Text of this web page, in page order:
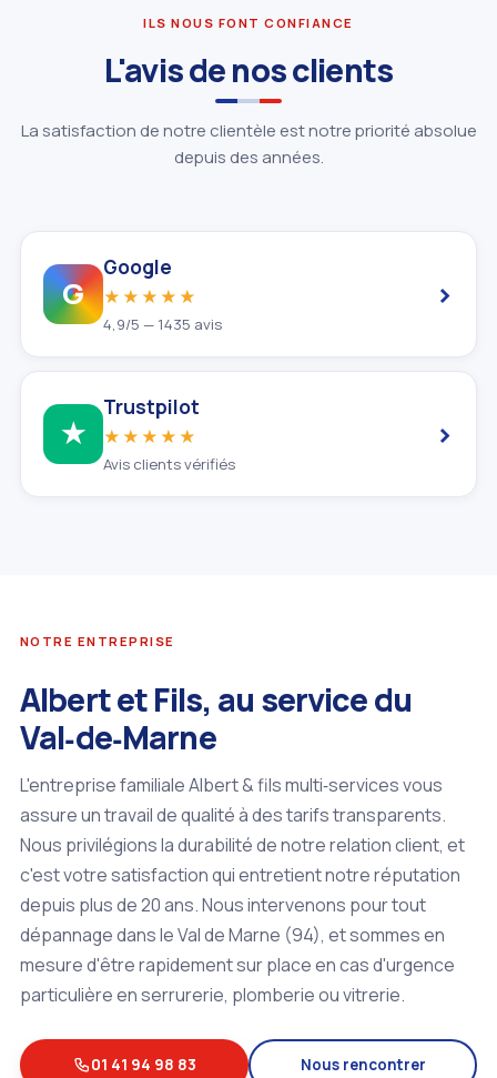
ILS NOUS FONT CONFIANCE
L'avis de nos clients
La satisfaction de notre clientèle est notre priorité absolue
depuis des années.
G
Google
★★★★★
4,9/5 — 1435 avis
›
★
Trustpilot
★★★★★
Avis clients vérifiés
›
NOTRE ENTREPRISE
Albert et Fils, au service du
Val‑de‑Marne
L'entreprise familiale Albert & fils multi‑services vous
assure un travail de qualité à des tarifs transparents.
Nous privilégions la durabilité de notre relation client, et
c'est votre satisfaction qui entretient notre réputation
depuis plus de 20 ans. Nous intervenons pour tout
dépannage dans le Val de Marne (94), et sommes en
mesure d'être rapidement sur place en cas d'urgence
particulière en serrurerie, plomberie ou vitrerie.
01 41 94 98 83 Nous rencontrer